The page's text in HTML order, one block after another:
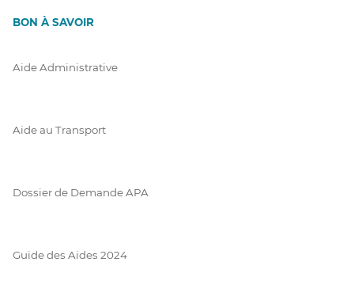
BON À SAVOIR
Aide Administrative
Aide au Transport
Dossier de Demande APA
Guide des Aides 2024